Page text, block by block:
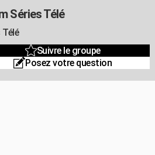
Séries Télé
Télé
Suivre le groupe
Posez votre question